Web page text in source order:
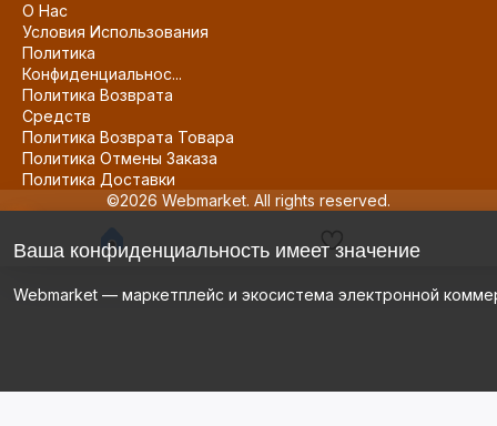
О Нас
Условия Использования
Политика
Конфиденциальнос...
Политика Возврата
Средств
Политика Возврата Товара
Политика Отмены Заказа
Политика Доставки
©2026 Webmarket. All rights reserved.
Ваша конфиденциальность имеет значение
Webmarket — маркетплейс и экосистема электронной